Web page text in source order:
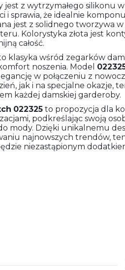
jest z wytrzymałego silikonu
i sprawia, że idealnie
jest z solidnego tworzywa w
Kolorystyka złota jest
całość.
klasyka wśród zegarków
noszenia. Model
w połączeniu z
jak i na specjalne okazje,
każdej damskiej garderoby.
022325 to propozycja dla
podkreślając swoją
mody. Dzięki unikalnemu
najnowszych trendów,
niezastąpionym